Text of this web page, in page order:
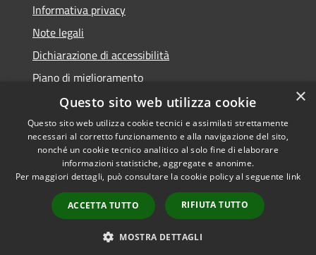
Informativa privacy
Note legali
Dichiarazione di accessibilità
Piano di miglioramento
Accessibilità
Privacy
Mappa del sito
Copyright © 2026 • Comune di
Castiglion Fiorentino •
Powered byMunicipium •
Accesso redazione
×
Questo sito web utilizza cookie
Questo sito web utilizza cookie tecnici e assimilati strettamente
necessari al corretto funzionamento e alla navigazione del sito,
nonché un cookie tecnico analitico al solo fine di elaborare
informazioni statistiche, aggregate e anonime.
Per maggiori dettagli, può consultare la cookie policy al seguente link
ACCETTA TUTTO RIFIUTA TUTTO
MOSTRA DETTAGLI